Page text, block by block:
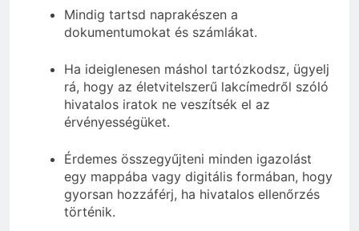
Mindig tartsd naprakészen a
dokumentumokat és számlákat.
Ha ideiglenesen máshol tartózkodsz, ügyelj
rá, hogy az életvitelszerű lakcímedről szóló
hivatalos iratok ne veszítsék el az
érvényességüket.
Érdemes összegyűjteni minden igazolást
egy mappába vagy digitális formában, hogy
gyorsan hozzáférj, ha hivatalos ellenőrzés
történik.